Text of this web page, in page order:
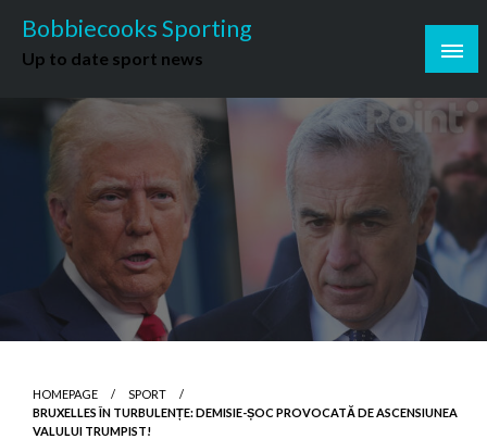
content
Bobbiecooks Sporting
Up to date sport news
HOMEPAGE
SPORT
BRUXELLES ÎN TURBULENȚE: DEMISIE-ȘOC PROVOCATĂ DE ASCENSIUNEA
VALULUI TRUMPIST!